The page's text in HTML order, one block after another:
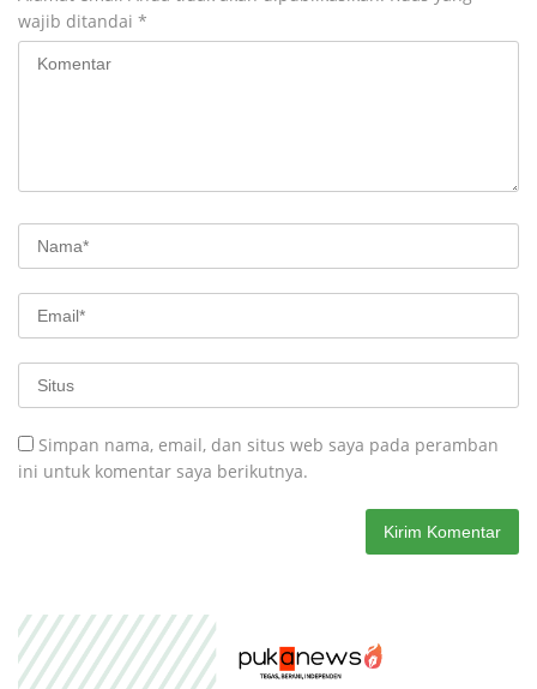
wajib ditandai *
Simpan nama, email, dan situs web saya pada peramban
ini untuk komentar saya berikutnya.